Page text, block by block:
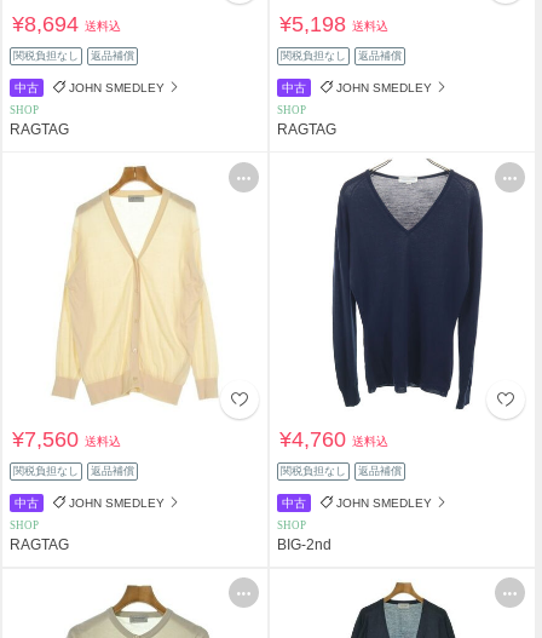
¥8,694送料込
関税負担なし 返品補償
中古 JOHN SMEDLEY
SHOP
RAGTAG
¥5,198送料込
関税負担なし 返品補償
中古 JOHN SMEDLEY
SHOP
RAGTAG
¥7,560送料込
関税負担なし 返品補償
中古 JOHN SMEDLEY
SHOP
RAGTAG
¥4,760送料込
関税負担なし 返品補償
中古 JOHN SMEDLEY
SHOP
BIG-2nd